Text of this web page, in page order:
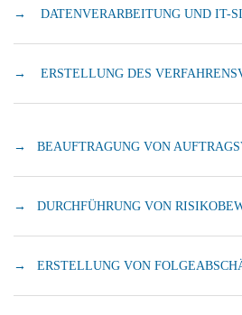
→ DATENVERARBEITUNG UND IT-
→ ERSTELLUNG DES
→ BEAUFTRAGUNG VON
→ DURCHFÜHRUNG VON
→ ERSTELLUNG VON